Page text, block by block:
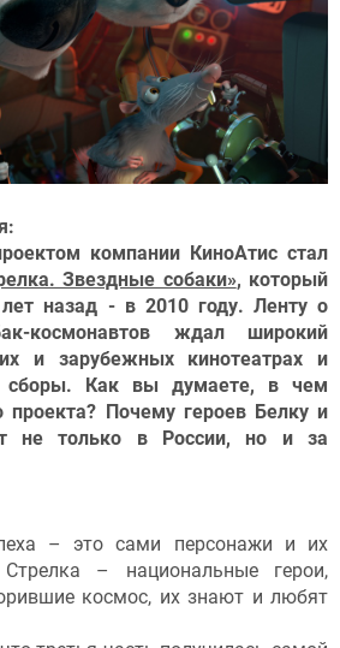
компании КиноАтис стал
Звездные собаки», который
назад - в 2010 году. Ленту о
космонавтов ждал широкий
и зарубежных кинотеатрах и
сборы. Как вы думаете, в чем
проекта? Почему героев Белку и
не только в России, но и за
– это сами персонажи и их
– национальные герои,
космос, их знают и любят